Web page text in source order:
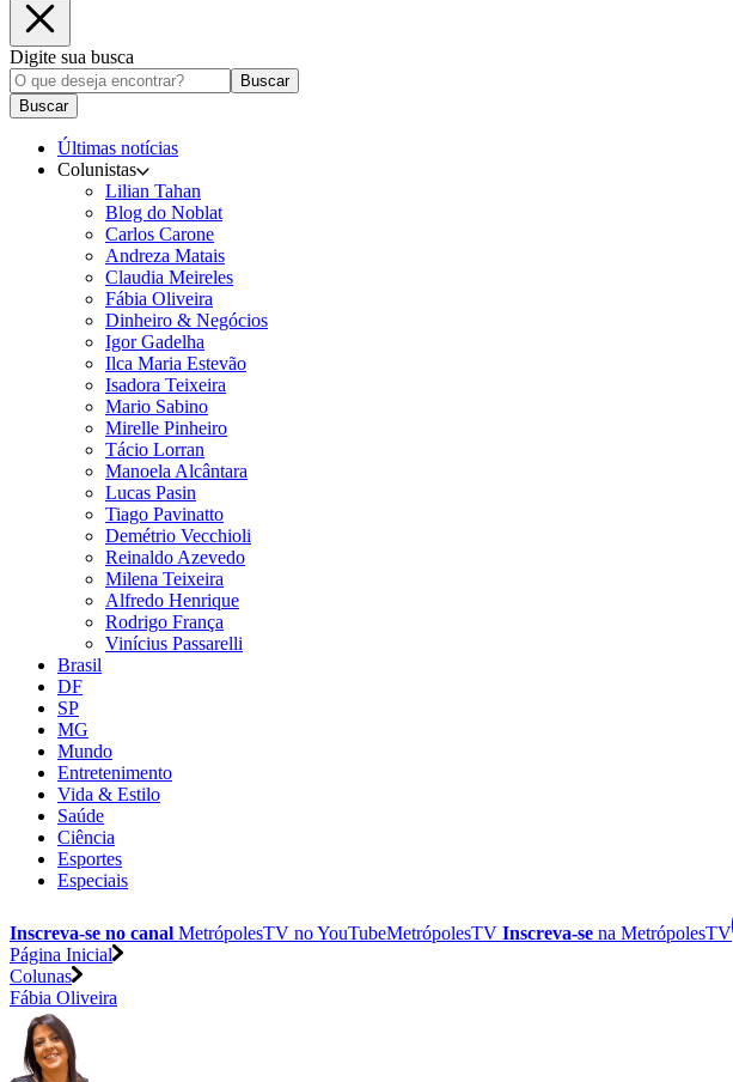
Digite sua busca
Buscar
Buscar
Últimas notícias
Colunistas
Lilian Tahan
Blog do Noblat
Carlos Carone
Andreza Matais
Claudia Meireles
Fábia Oliveira
Dinheiro & Negócios
Igor Gadelha
Ilca Maria Estevão
Isadora Teixeira
Mario Sabino
Mirelle Pinheiro
Tácio Lorran
Manoela Alcântara
Lucas Pasin
Tiago Pavinatto
Demétrio Vecchioli
Reinaldo Azevedo
Milena Teixeira
Alfredo Henrique
Rodrigo França
Vinícius Passarelli
Brasil
DF
SP
MG
Mundo
Entretenimento
Vida & Estilo
Saúde
Ciência
Esportes
Especiais
Inscreva-se no canal MetrópolesTV noYouTubeMetrópolesTV Inscreva-se na MetrópolesTV
Página Inicial
Colunas
Fábia Oliveira